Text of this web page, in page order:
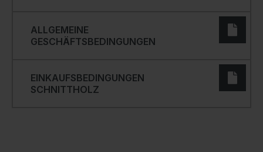
ALLGEMEINE
GESCHÄFTSBEDINGUNGEN
EINKAUFSBEDINGUNGEN
SCHNITTHOLZ